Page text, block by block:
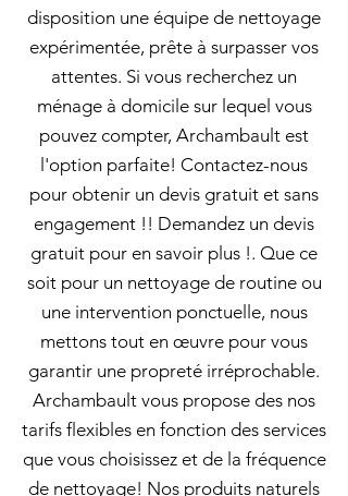
disposition une équipe de nettoyage
expérimentée, prête à surpasser vos
attentes. Si vous recherchez un
ménage à domicile sur lequel vous
pouvez compter, Archambault est
l'option parfaite! Contactez-nous
pour obtenir un devis gratuit et sans
engagement !! Demandez un devis
gratuit pour en savoir plus !. Que ce
soit pour un nettoyage de routine ou
une intervention ponctuelle, nous
mettons tout en œuvre pour vous
garantir une propreté irréprochable.
Archambault vous propose des nos
tarifs flexibles en fonction des services
que vous choisissez et de la fréquence
de nettoyage! Nos produits naturels